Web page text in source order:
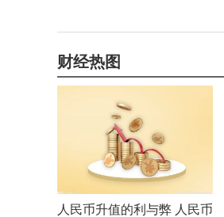
财经热图
人民币升值的利与弊 人民币